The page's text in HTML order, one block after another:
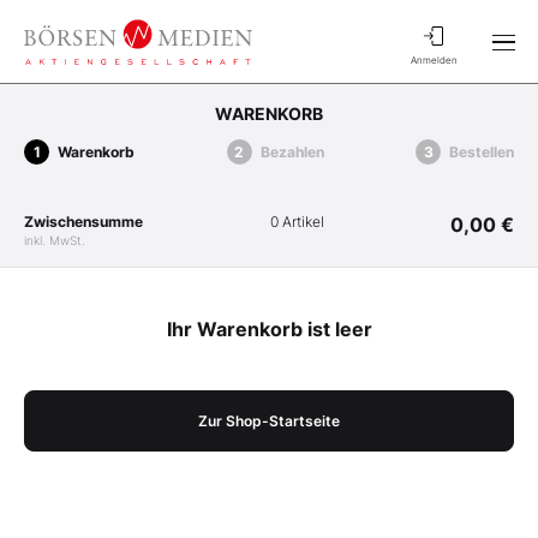
Anmelden
WARENKORB
Warenkorb Bezahlen Bestellen
Zwischensumme
inkl. MwSt.
0 Artikel 0,00 €
Ihr Warenkorb ist leer
Zur Shop-Startseite